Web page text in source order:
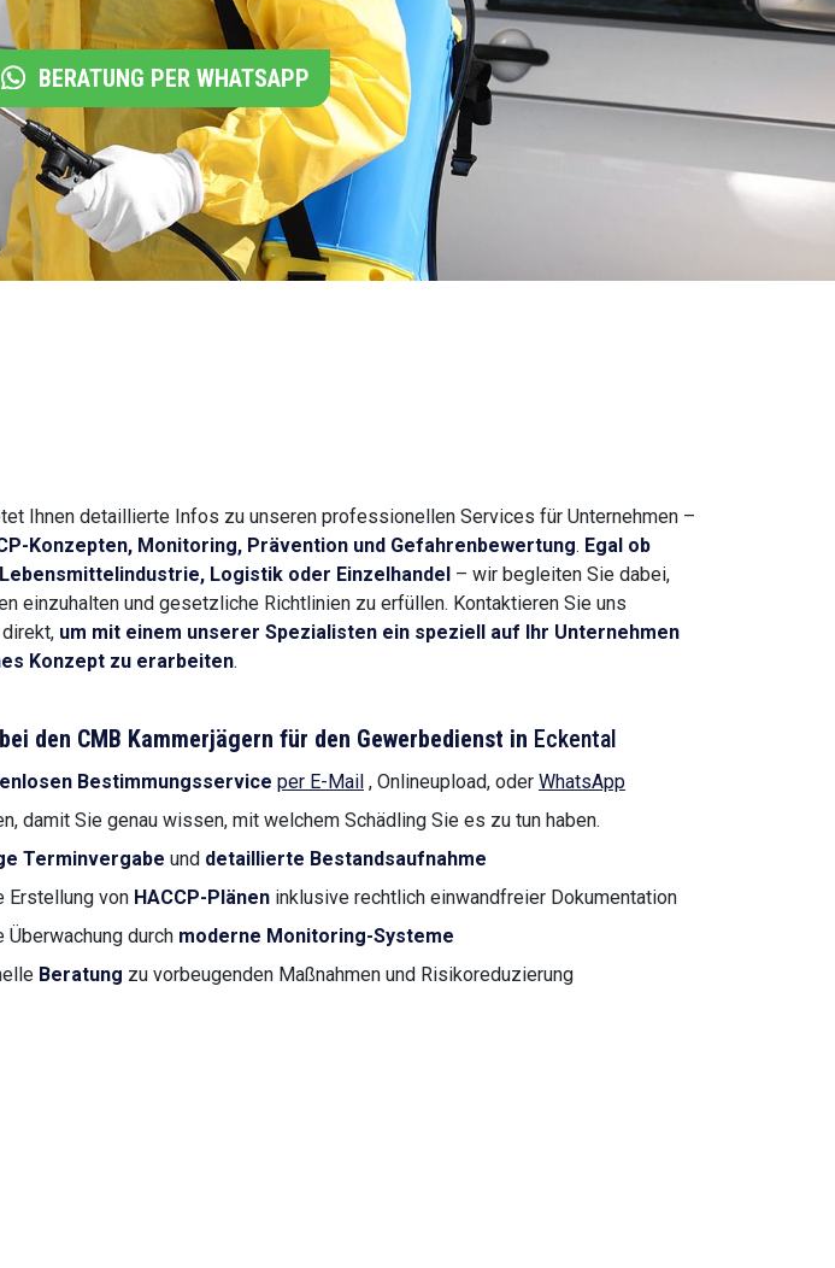
BERATUNG PER WHATSAPP
Ihnen detaillierte Infos zu unseren professionellen Services für Unternehmen –
Konzepten, Monitoring, Prävention und Gefahrenbewertung. Egal ob
Logistik oder Einzelhandel – wir begleiten Sie dabei,
einzuhalten und gesetzliche Richtlinien zu erfüllen. Kontaktieren Sie uns
um mit einem unserer Spezialisten ein speziell auf Ihr Unternehmen
Konzept zu erarbeiten.
den CMB Kammerjägern für den Gewerbedienst in Eckental
Bestimmungsservice per E-Mail , Onlineupload, oder WhatsApp
damit Sie genau wissen, mit welchem Schädling Sie es zu tun haben.
Terminvergabe und detaillierte Bestandsaufnahme
Erstellung von HACCP-Plänen inklusive rechtlich einwandfreier Dokumentation
Überwachung durch moderne Monitoring-Systeme
Beratung zu vorbeugenden Maßnahmen und Risikoreduzierung